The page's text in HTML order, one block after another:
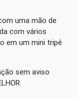
uma mão de
com vários
em um mini tripé
sem aviso